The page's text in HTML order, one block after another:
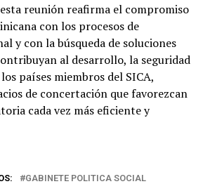
reunión reafirma el compromiso
con los procesos de
y con la búsqueda de soluciones
al desarrollo, la seguridad
países miembros del SICA,
de concertación que favorezcan
cada vez más eficiente y
GABINETE POLITICA SOCIAL